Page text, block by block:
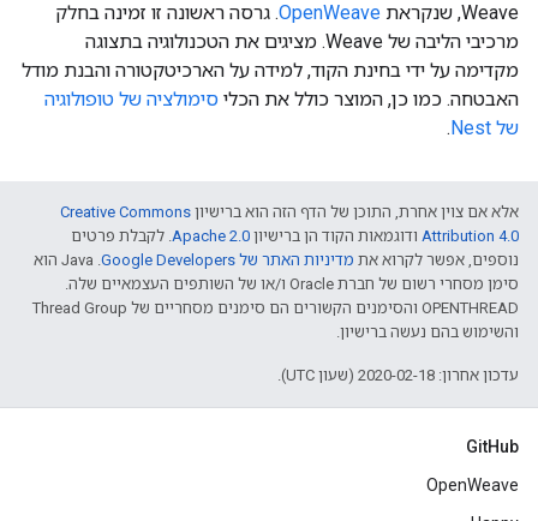
Weave, שנקראת
OpenWeave. גרסה ראשונה זו זמינה בחלק
מרכיבי הליבה של Weave. מציגים את הטכנולוגיה בתצוגה
מקדימה על ידי בחינת הקוד, למידה על הארכיטקטורה והבנת מודל
האבטחה. כמו כן, המוצר כולל את הכלי סימולציה של טופולוגיה
של Nest
.
אלא אם צוין אחרת, התוכן של הדף הזה הוא ברישיון Creative Commons
Attribution 4.0‏ ודוגמאות הקוד הן ברישיון Apache 2.0‏. לקבלת פרטים
נוספים, אפשר לקרוא את מדיניות האתר של Google Developers‏
.‏ Java הוא
סימן מסחרי רשום של חברת Oracle ו/או של השותפים העצמאיים שלה.
‫OPENTHREAD והסימנים הקשורים הם סימנים מסחריים של Thread Group
והשימוש בהם נעשה ברישיון.
עדכון אחרון: 2020-02-18 (שעון UTC).
GitHub
OpenWeave